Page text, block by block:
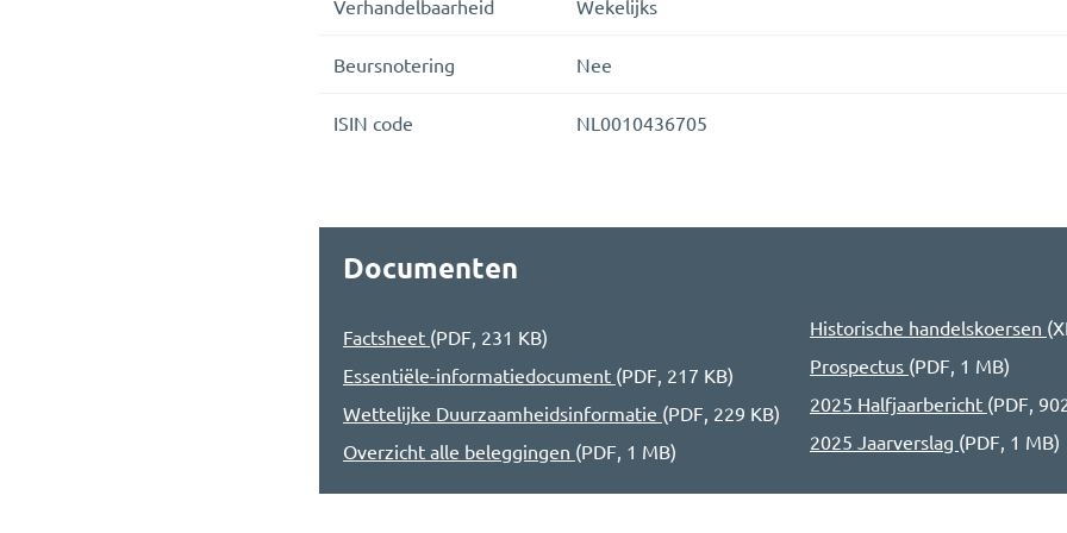
Verhandelbaarheid Wekelijks
Beursnotering Nee
ISIN code NL0010436705
Documenten
Factsheet (PDF, 231 KB)
Essentiële-informatiedocument (PDF, 217 KB)
Wettelijke Duurzaamheidsinformatie (PDF, 229 KB)
Overzicht alle beleggingen (PDF, 1 MB)
Historische handelskoersen (
Prospectus (PDF, 1 MB)
2025 Halfjaarbericht (PDF,
2025 Jaarverslag (PDF, 1 MB)